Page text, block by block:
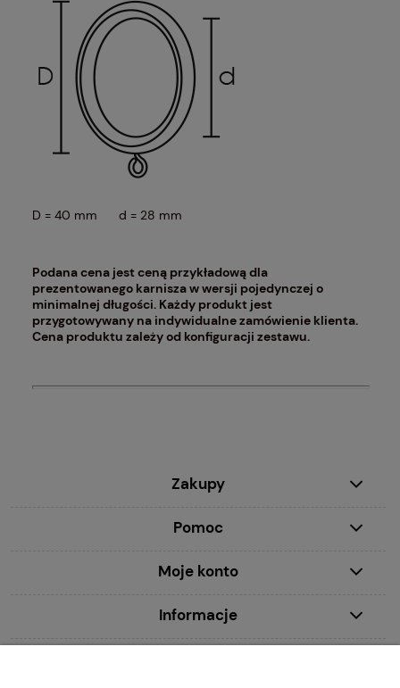
D = 40 mm d = 28 mm
Podana cena jest ceną przykładową dla
prezentowanego karnisza w wersji pojedynczej o
minimalnej długości. Każdy produkt jest
przygotowywany na indywidualne zamówienie klienta.
Cena produktu zależy od konfiguracji zestawu.
Zakupy
Pomoc
Moje konto
Informacje